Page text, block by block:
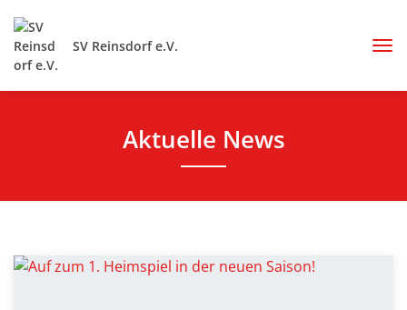
SV Reinsdorf e.V.
Aktuelle News